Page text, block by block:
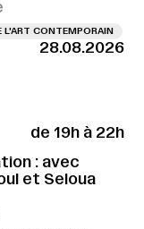
L'ART CONTEMPORAIN
28.08.2026
de 19h à 22h
: avec
et Seloua